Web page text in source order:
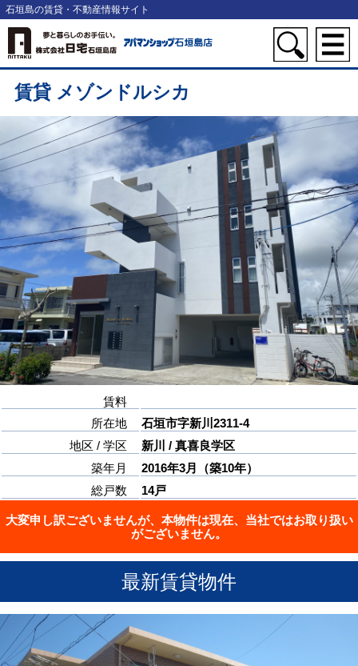
石垣島の賃貸・不動産情報サイト
賃貸 メゾンドルシカ
賃料
所在地
石垣市字新川2311-4
地区 / 学区
新川 / 真喜良学区
築年月
2016年3月（築10年）
総戸数
14戸
大変申し訳ございませんが、本物件は現在、当社ではお取り扱い
がございません。
最新賃貸物件